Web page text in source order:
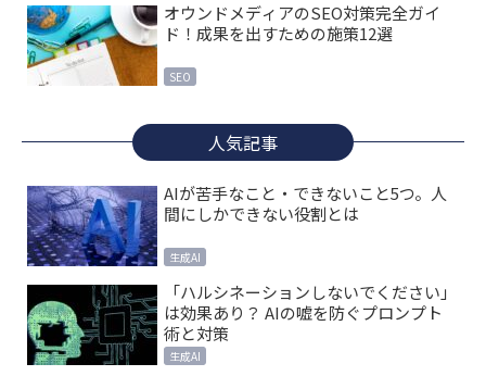
オウンドメディアのSEO対策完全ガイ
ド！成果を出すための施策12選
SEO
人気記事
AIが苦手なこと・できないこと5つ。人
間にしかできない役割とは
生成AI
「ハルシネーションしないでください」
は効果あり？ AIの嘘を防ぐプロンプト
術と対策
生成AI